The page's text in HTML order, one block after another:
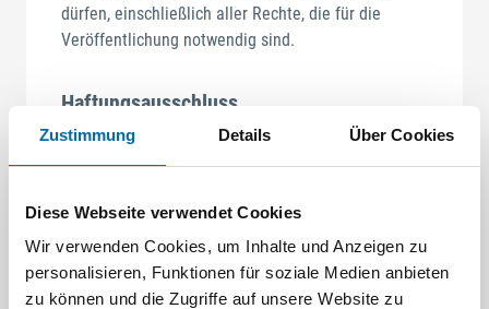
Zustimmung Details Über Cookies
Diese Webseite verwendet Cookies
Wir verwenden Cookies, um Inhalte und Anzeigen zu
personalisieren, Funktionen für soziale Medien anbieten
zu können und die Zugriffe auf unsere Website zu
dürfen, einschließlich aller Rechte, die für die
Veröffentlichung notwendig sind.
Haftungsausschluss
Die Informationen, Software, Produkte und
Dienstleistungen, die Bestandteil von ODÖRFER
werden können Ungenauigkeiten oder Schreibfehler
enthalten. änderungen der Inhalte werden laufend
vorgenommen. ODÖRFER SEEFELDER GmbH und
seine Zulieferer können jederzeit Erweiterungen